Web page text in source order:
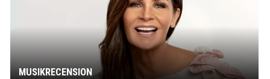
MUSIKRECENSION